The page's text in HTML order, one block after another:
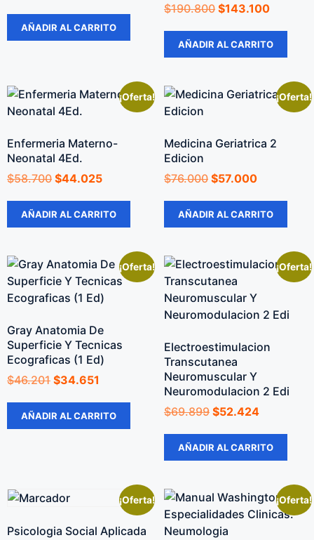
AÑADIR AL CARRITO
$190.800 $143.100
AÑADIR AL CARRITO
¡Oferta!
Enfermeria Materno-
Neonatal 4Ed.
$58.700 $44.025
AÑADIR AL CARRITO
¡Oferta!
Medicina Geriatrica 2
Edicion
$76.000 $57.000
AÑADIR AL CARRITO
¡Oferta!
Gray Anatomia De
Superficie Y Tecnicas
Ecograficas (1 Ed)
$46.201 $34.651
AÑADIR AL CARRITO
¡Oferta!
Electroestimulacion
Transcutanea
Neuromuscular Y
Neuromodulacion 2 Edi
$69.899 $52.424
AÑADIR AL CARRITO
¡Oferta!
Psicologia Social Aplicada
¡Oferta!